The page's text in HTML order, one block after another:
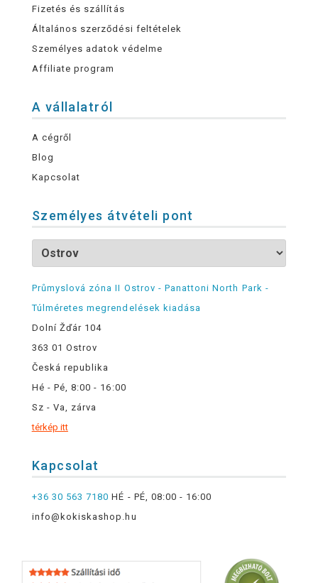
Fizetés és szállítás
Általános szerződési feltételek
Személyes adatok védelme
Affiliate program
A vállalatról
A cégről
Blog
Kapcsolat
Személyes átvételi pont
Průmyslová zóna II Ostrov - Panattoni North Park -
Túlméretes megrendelések kiadása
Dolní Žďár 104
363 01 Ostrov
Česká republika
Hé - Pé, 8:00 - 16:00
Sz - Va, zárva
térkép itt
Kapcsolat
+36 30 563 7180 HÉ - PÉ, 08:00 - 16:00
info@kokiskashop.hu